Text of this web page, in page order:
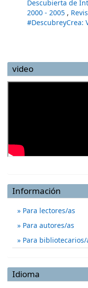
Descubierta de
2000 - 2005 ,
#DescubreyCrea:
video
Información
Para lectores/as
Para autores/as
Para bibliotecarios/
Idioma